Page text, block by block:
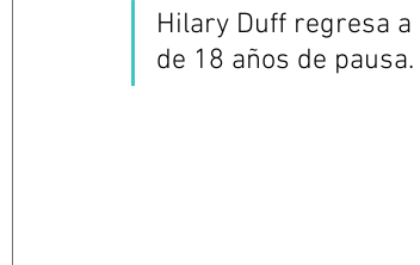
Hilary Duff regresa
de 18 años de pausa.